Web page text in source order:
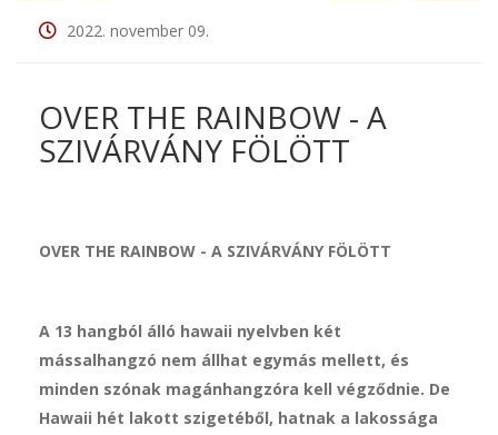
2022. november 09.
OVER THE RAINBOW - A
SZIVÁRVÁNY FÖLÖTT
OVER THE RAINBOW - A SZIVÁRVÁNY FÖLÖTT
A 13 hangból álló hawaii nyelvben két
mássalhangzó nem állhat egymás mellett, és
minden szónak magánhangzóra kell végződnie. De
Hawaii hét lakott szigetéből, hatnak a lakossága